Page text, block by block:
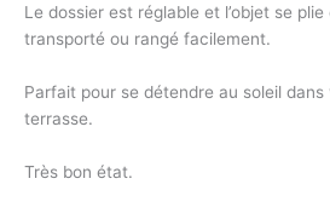
Le dossier est réglable et l’objet se
transporté ou rangé facilement.
Parfait pour se détendre au soleil
terrasse.
Très bon état.